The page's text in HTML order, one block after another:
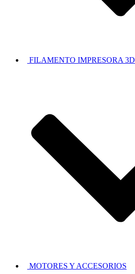
FILAMENTO IMPRESORA 3D
MOTORES Y ACCESORIOS